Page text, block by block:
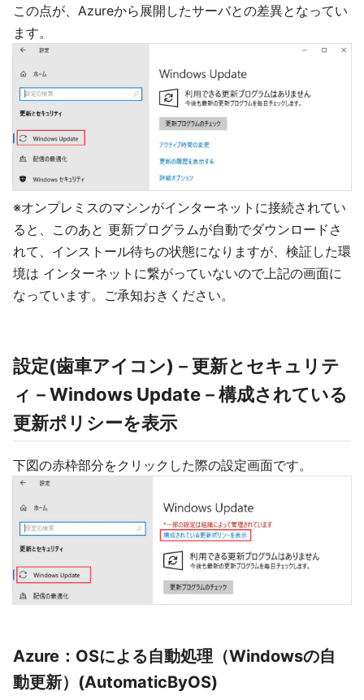
この点が、Azureから展開したサーバとの差異となってい
ます。
※オンプレミスのマシンがインターネットに接続されてい
ると、このあと 更新プログラムが自動でダウンロードさ
れて、インストール待ちの状態になりますが、検証した環
境は インターネットに繋がっていないので上記の画面に
なっています。ご承知おきください。
設定(歯車アイコン)－更新とセキュリテ
ィ－Windows Update－構成されている
更新ポリシーを表示
下図の赤枠部分をクリックした際の設定画面です。
Azure：OSによる自動処理（Windowsの自
動更新）(AutomaticByOS)